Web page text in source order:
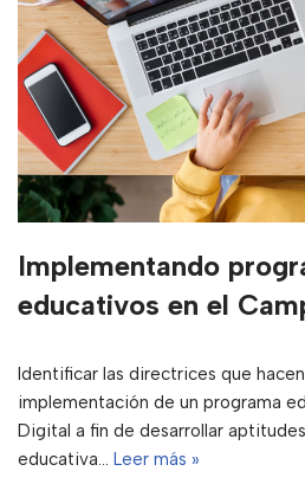
Implementando
educativos en el
Identificar las directrices que
implementación de un programa
Digital a fin de desarrollar
educativa… Leer más »